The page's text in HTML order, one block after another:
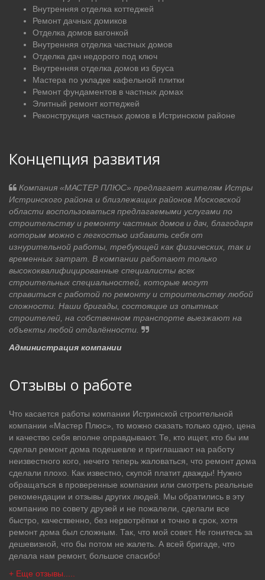
Внутренняя отделка коттеджей
Ремонт дачных домиков
Отделка домов вагонкой
Внутренняя отделка частных домов
Отделка дач недорого под ключ
Внутренняя отделка домов из бруса
Мастера по укладке кафельной плитки
Ремонт фундаментов в частных домах
Элитный ремонт коттеджей
Реконструкция частных домов в Истринском районе
Концепция развития
Компания «МАСТЕР ПЛЮС» предлагает жителям Истры
Истринского района и близлежащих районов Московской
области воспользоваться предлагаемыми услугами по
строительству и ремонту частных домов и дач, благодаря
которым можно с легкостью избавить себя от
изнурительной работы, требующей как физических, так и
временных затрат. В компании работают только
высококвалифицированные специалисты всех
строительных специальностей, которые могут
справиться с работой по ремонту и строительству любой
сложности. Наши бригады, состоящие из опытных
строителей, на собственном транспорте выезжают на
объекты любой отдалённости.
Администрация компании
Отзывы о работе
Что касается работы компании Истринской строительной
компании «Мастер Плюс», то можно сказать только одно, цена
и качество себя вполне оправдывают. Те, кто ищет, кто бы им
сделал ремонт дома подешевле и приглашают на работу
неизвестного кого, нечего теперь жаловаться, что ремонт дома
сделали плохо. Как известно, скупой платит дважды! Нужно
обращаться в проверенные компании или смотреть реальные
рекомендации и отзывы других людей. Мы обратились в эту
компанию по совету друзей и не пожалели, сделали все
быстро, качественно, без нервотрёпки и точно в срок, хотя
ремонт дома был сложным. Так, что мой совет. Не гонитесь за
дешевизной, что бы потом не жалеть. А всей бригаде, что
делала нам ремонт, большое спасибо!
+ Еще отзывы.....